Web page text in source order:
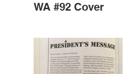
WA #92 Cover